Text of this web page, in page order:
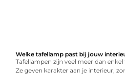
Welke tafellamp past bij jouw
Tafellampen zijn veel meer dan
Ze geven karakter aan je interieur,